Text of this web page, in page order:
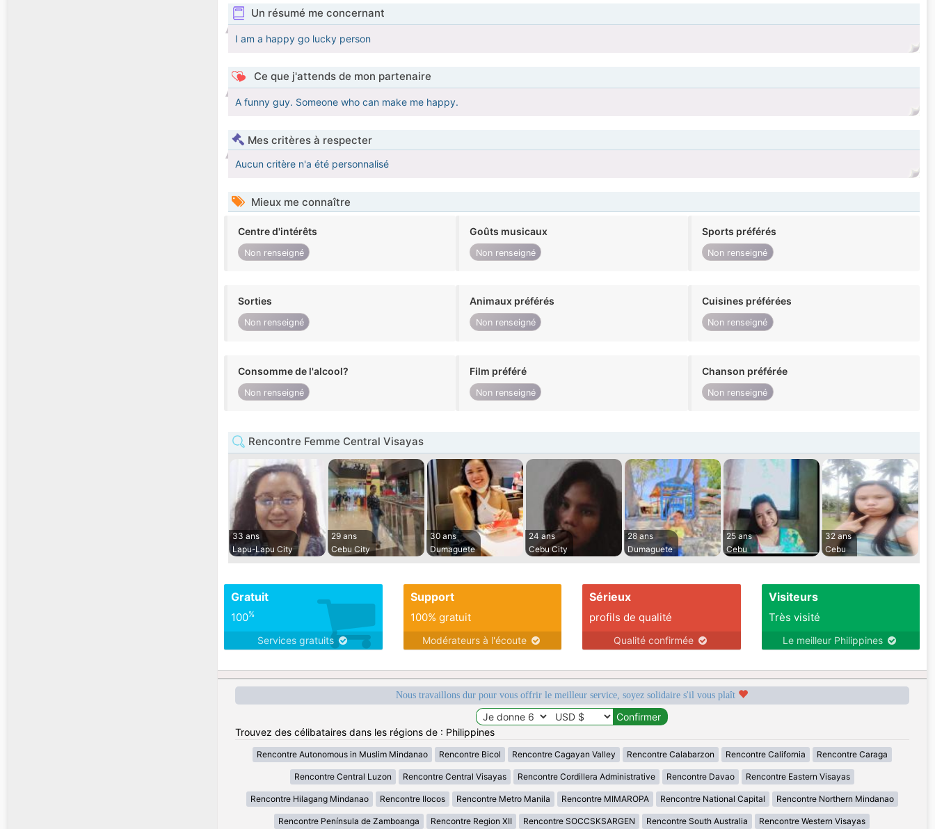
Un résumé me concernant
I am a happy go lucky person
Ce que j'attends de mon partenaire
A funny guy. Someone who can make me happy.
Mes critères à respecter
Aucun critère n'a été personnalisé
Mieux me connaître
Centre d'intérêts
Non renseigné
Goûts musicaux
Non renseigné
Sports préférés
Non renseigné
Sorties
Non renseigné
Animaux préférés
Non renseigné
Cuisines préférées
Non renseigné
Consomme de l'alcool?
Non renseigné
Film préféré
Non renseigné
Chanson préférée
Non renseigné
Rencontre Femme Central Visayas
33 ans
Lapu-Lapu City
29 ans
Cebu City
30 ans
Dumaguete
24 ans
Cebu City
28 ans
Dumaguete
25 ans
Cebu
32 ans
Cebu
Gratuit
100%
Services gratuits
Support
100% gratuit
Modérateurs à l'écoute
Sérieux
profils de qualité
Qualité confirmée
Visiteurs
Très visité
Le meilleur Philippines
Nous travaillons dur pour vous offrir le meilleur service, soyez solidaire s'il vous plaît
Trouvez des célibataires dans les régions de : Philippines
Rencontre Autonomous in Muslim Mindanao Rencontre Bicol Rencontre Cagayan Valley Rencontre Calabarzon Rencontre California Rencontre Caraga
Rencontre Central Luzon Rencontre Central Visayas Rencontre Cordillera Administrative Rencontre Davao Rencontre Eastern Visayas
Rencontre Hilagang Mindanao Rencontre Ilocos Rencontre Metro Manila Rencontre MIMAROPA Rencontre National Capital Rencontre Northern Mindanao
Rencontre Península de Zamboanga Rencontre Region XII Rencontre SOCCSKSARGEN Rencontre South Australia Rencontre Western Visayas